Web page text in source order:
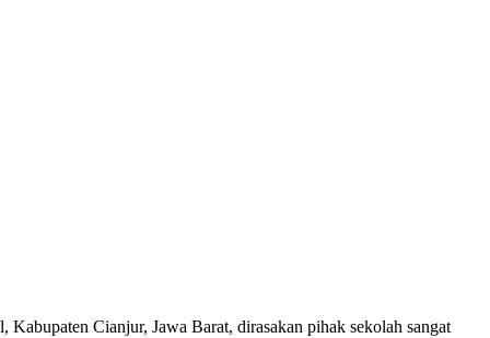
Cianjur, Jawa Barat, dirasakan pihak sekolah sangat